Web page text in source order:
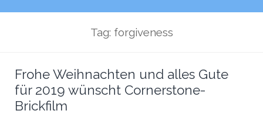
Tag: forgiveness
Frohe Weihnachten und alles Gute
für 2019 wünscht Cornerstone-
Brickfilm